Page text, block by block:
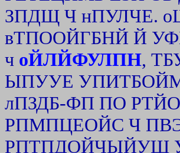
ЗПДЩ Ч нПУЛЧЕ.
вТПООЙГБНЙ Й
ч оЙЛЙФУЛПН,
ЫПУУЕ
лПЗДБ-ФП ПО
РПМПЦЕОЙС Ч
РПТПДОЙЧЫЙУШ